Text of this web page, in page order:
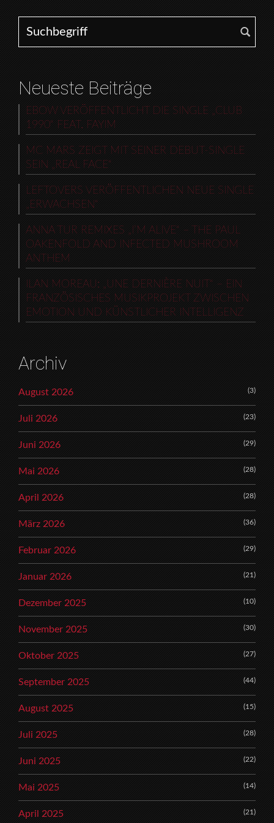
Search for:
Neueste Beiträge
EBOW VERÖFFENTLICHT DIE SINGLE „CLUB
1990“ FEAT. FAYIM
MC MARS ZEIGT MIT SEINER DEBUT-SINGLE
SEIN „REAL FACE“
LEFTOVERS VERÖFFENTLICHEN NEUE SINGLE
„ERWACHSEN“
ANNA TUR REMIXES „I’M ALIVE“ – THE PAUL
OAKENFOLD AND INFECTED MUSHROOM
ANTHEM
ILAN MOREAU: „UNE DERNIÈRE NUIT“ – EIN
FRANZÖSISCHES MUSIKPROJEKT ZWISCHEN
EMOTION UND KÜNSTLICHER INTELLIGENZ
Archiv
August 2026 (3)
Juli 2026 (23)
Juni 2026 (29)
Mai 2026 (28)
April 2026 (28)
März 2026 (36)
Februar 2026 (29)
Januar 2026 (21)
Dezember 2025 (10)
November 2025 (30)
Oktober 2025 (27)
September 2025 (44)
August 2025 (15)
Juli 2025 (28)
Juni 2025 (22)
Mai 2025 (14)
April 2025 (21)